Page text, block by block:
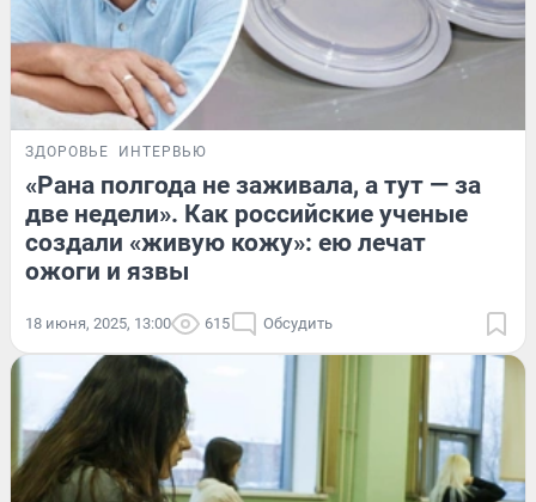
ЗДОРОВЬЕ ИНТЕРВЬЮ
«Рана полгода не заживала, а тут — за
две недели». Как российские ученые
создали «живую кожу»: ею лечат
ожоги и язвы
18 июня, 2025, 13:00 615 Обсудить